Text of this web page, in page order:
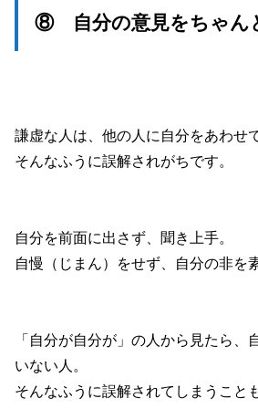
⑧ 自分の意見をちゃん
謙虚な人は、他の人に自分をあわせ
そんなふうに誤解されがちです。
自分を前面に出さず、聞き上手。
自慢（じまん）をせず、自分の非を
「自分が自分が」の人から見たら、
いない人。
そんなふうに誤解されてしまうこと